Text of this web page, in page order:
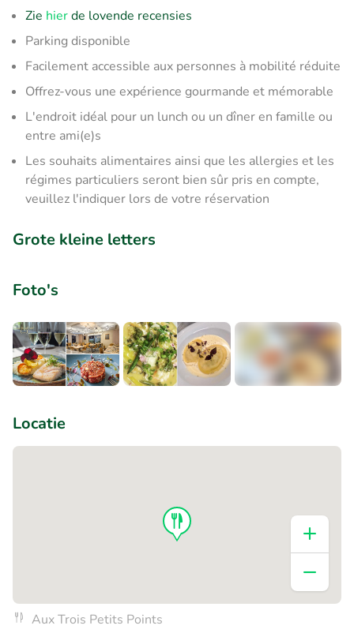
Zie hierde lovende recensies
Parking disponible
Facilement accessible aux personnes à mobilité réduite
Offrez-vous une expérience gourmande et mémorable
L'endroit idéal pour un lunch ou un dîner en famille ou
entre ami(e)s
Les souhaits alimentaires ainsi que les allergies et les
régimes particuliers seront bien sûr pris en compte,
veuillez l'indiquer lors de votre réservation
Grote kleine letters
Foto's
Locatie
Aux Trois Petits Points